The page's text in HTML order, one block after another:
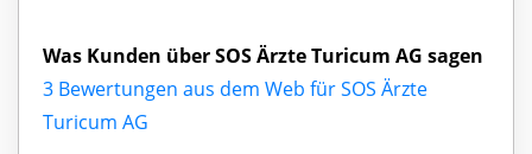
Was Kunden über SOS Ärzte Turicum AG sagen
3 Bewertungen aus dem Web für SOS Ärzte
Turicum AG